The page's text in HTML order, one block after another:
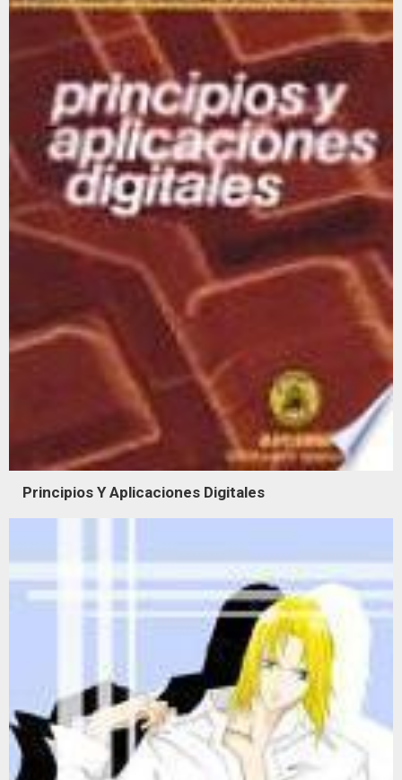
Principios Y Aplicaciones Digitales